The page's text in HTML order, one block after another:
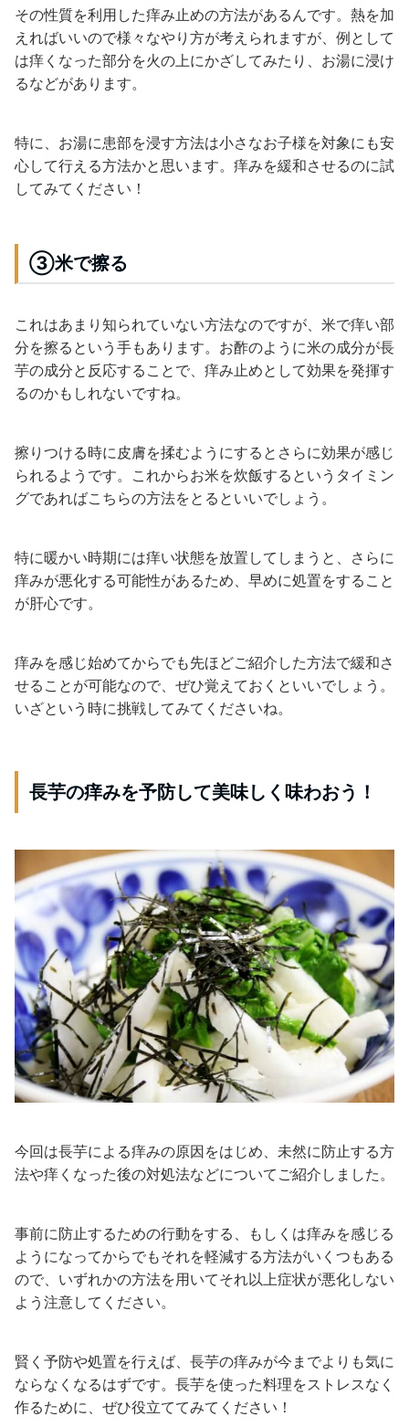
その性質を利用した痒み止めの方法があるんです。熱を加
えればいいので様々なやり方が考えられますが、例として
は痒くなった部分を火の上にかざしてみたり、お湯に浸け
るなどがあります。
特に、お湯に患部を浸す方法は小さなお子様を対象にも安
心して行える方法かと思います。痒みを緩和させるのに試
してみてください！
③米で擦る
これはあまり知られていない方法なのですが、米で痒い部
分を擦るという手もあります。お酢のように米の成分が長
芋の成分と反応することで、痒み止めとして効果を発揮す
るのかもしれないですね。
擦りつける時に皮膚を揉むようにするとさらに効果が感じ
られるようです。これからお米を炊飯するというタイミン
グであればこちらの方法をとるといいでしょう。
特に暖かい時期には痒い状態を放置してしまうと、さらに
痒みが悪化する可能性があるため、早めに処置をすること
が肝心です。
痒みを感じ始めてからでも先ほどご紹介した方法で緩和さ
せることが可能なので、ぜひ覚えておくといいでしょう。
いざという時に挑戦してみてくださいね。
長芋の痒みを予防して美味しく味わおう！
今回は長芋による痒みの原因をはじめ、未然に防止する方
法や痒くなった後の対処法などについてご紹介しました。
事前に防止するための行動をする、もしくは痒みを感じる
ようになってからでもそれを軽減する方法がいくつもある
ので、いずれかの方法を用いてそれ以上症状が悪化しない
よう注意してください。
賢く予防や処置を行えば、長芋の痒みが今までよりも気に
ならなくなるはずです。長芋を使った料理をストレスなく
作るために、ぜひ役立ててみてください！